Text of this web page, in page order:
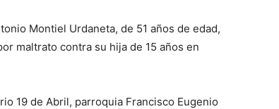
Montiel Urdaneta, de 51 años de edad,
maltrato contra su hija de 15 años en
19 de Abril, parroquia Francisco Eugenio